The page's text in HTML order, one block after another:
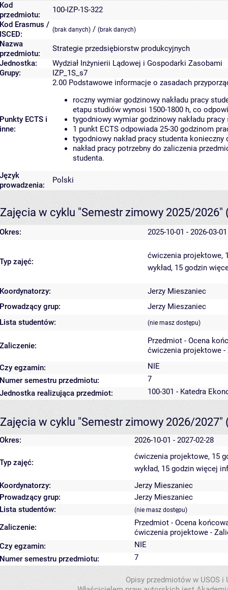
Kod
przedmiotu:
100-IZP-1S-322
Kod Erasmus /
ISCED:
(brak danych) / (brak danych)
Nazwa
przedmiotu:
Strategie przedsiębiorstw produkcyjnych
Jednostka:
Wydział Inżynierii Lądowej i Gospodarki Zasobami
Grupy:
IZP_1S_s7
Punkty ECTS i
inne:
2.00 Podstawowe informacje o zasadach
roczny wymiar godzinowy nakładu pracy
etapu studiów wynosi 1500-1800 h, co
tygodniowy wymiar godzinowy nakładu
1 punkt ECTS odpowiada 25-30 godzinom
tygodniowy nakład pracy studenta
nakład pracy potrzebny do zaliczenia
studenta.
Język
prowadzenia:
Polski
Zajęcia w cyklu "Semestr zimowy 2025/2026"
Okres: 2025-10-01 - 2026-03-01
Typ zajęć:
ćwiczenia projektowe,
wykład, 15 godzin
Koordynatorzy:
Jerzy Mieszaniec
Prowadzący grup:
Jerzy Mieszaniec
Lista studentów:
(nie masz dostępu)
Zaliczenie:
Przedmiot - Ocena
ćwiczenia projektowe -
Czy egzamin:
NIE
Numer semestru przedmiotu:
7
Jednostka realizująca przedmiot:
100-301 - Katedra
Zajęcia w cyklu "Semestr zimowy 2026/2027"
Okres: 2026-10-01 - 2027-02-28
Typ zajęć:
ćwiczenia projektowe, 15
wykład, 15 godzin więcej
Koordynatorzy:
Jerzy Mieszaniec
Prowadzący grup:
Jerzy Mieszaniec
Lista studentów:
(nie masz dostępu)
Zaliczenie:
Przedmiot - Ocena
ćwiczenia projektowe -
Czy egzamin:
NIE
Numer semestru przedmiotu:
7
Opisy przedmiotów w USOS